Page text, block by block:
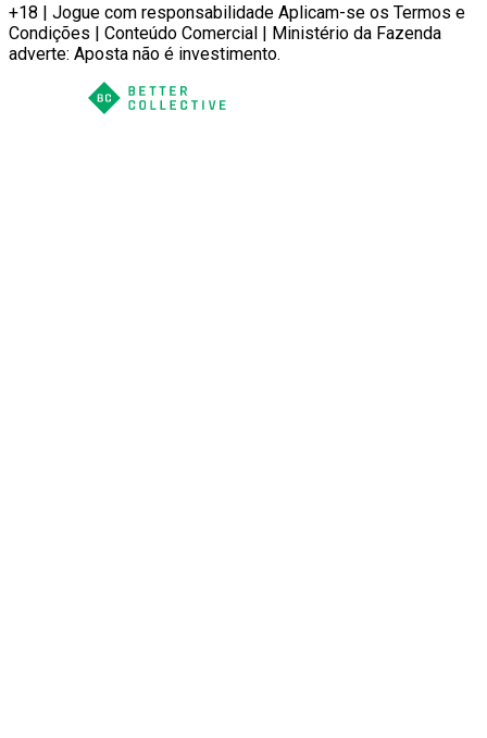
+18 | Jogue com responsabilidade Aplicam-se os Termos e
Condições | Conteúdo Comercial | Ministério da Fazenda
adverte: Aposta não é investimento.